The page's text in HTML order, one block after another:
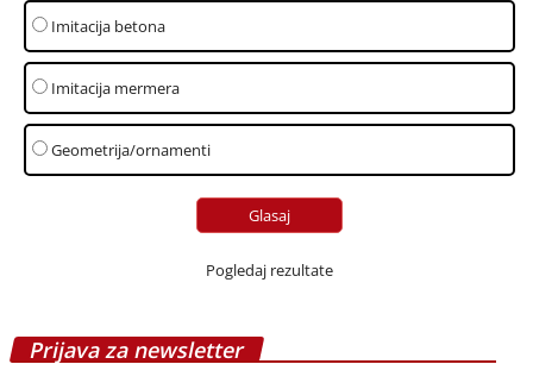
Imitacija betona
Imitacija mermera
Geometrija/ornamenti
Pogledaj rezultate
Prijava za newsletter